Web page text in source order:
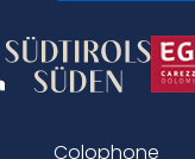
Colophone